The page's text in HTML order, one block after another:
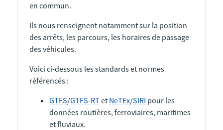
en commun.
Ils nous renseignent notamment sur la position
des arrêts, les parcours, les horaires de passage
des véhicules.
Voici ci-dessous les standards et normes
référencés :
GTFS/GTFS-RTet NeTEx/SIRI pour les
données routières, ferroviaires, maritimes
et fluviaux.